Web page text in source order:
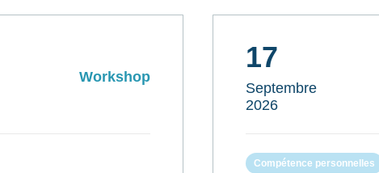
Workshop
17
Septembre
2026
Compétence personnelles